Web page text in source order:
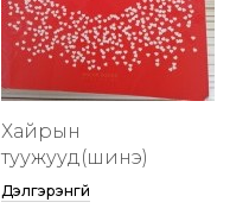
Хайрын
туужууд(шинэ)
Дэлгэрэнгүй